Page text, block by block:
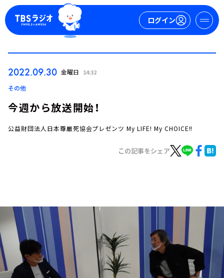
ログイン
トピックス
TBS Podcast
お知らせ
イベント・グッズ
YouTube
会社情報
2022.09.30 金曜日 14:32
その他
今週から放送開始！
公益財団法人日本尊厳死協会プレゼンツ My LIFE! My CHOICE!!
この記事をシェア